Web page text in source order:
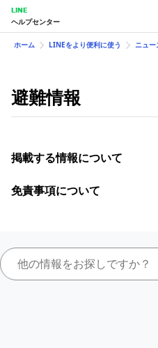
LINE
ヘルプセンター
ホーム LINEをより便利に使う ニュー
避難情報
掲載する情報について
免責事項について